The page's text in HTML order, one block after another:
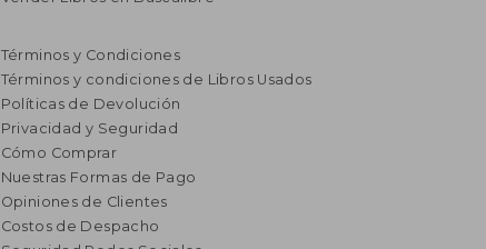
Términos y Condiciones
Términos y condiciones de Libros Usados
Políticas de Devolución
Privacidad y Seguridad
Cómo Comprar
Nuestras Formas de Pago
Opiniones de Clientes
Costos de Despacho